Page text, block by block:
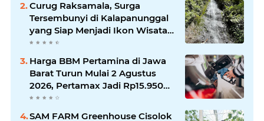
Curug Raksamala, Surga
Tersembunyi di Kalapanunggal
yang Siap Menjadi Ikon Wisata
Alam Baru Kabupaten
Harga BBM Pertamina di Jawa
Barat Turun Mulai 2 Agustus
2026, Pertamax Jadi Rp15.950
per Liter, Cek Daftar Harga
SAM FARM Greenhouse Cisolok